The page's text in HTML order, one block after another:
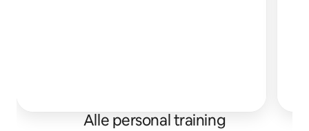
Alle personal training